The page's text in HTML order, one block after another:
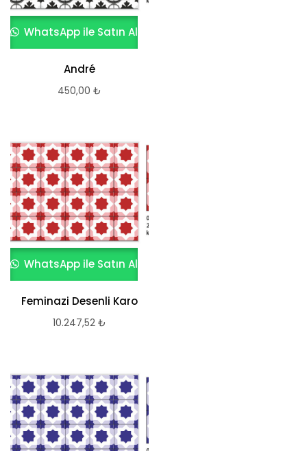
WhatsApp ile Satın Al
André
450,00 ₺
WhatsApp ile Satın Al
Feminazi Desenli Karo
10.247,52 ₺